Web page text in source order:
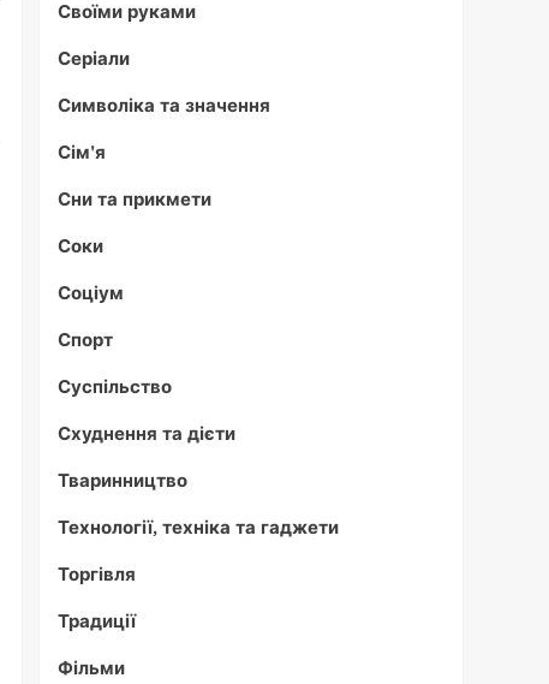
Своїми руками
Серіали
Символіка та значення
Сім'я
Сни та прикмети
Соки
Соціум
Спорт
Суспільство
Схуднення та дієти
Тваринництво
Технології, техніка та гаджети
Торгівля
Традиції
Фільми